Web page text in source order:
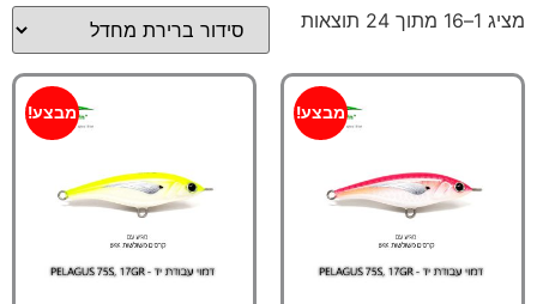
מציג 1–16 מתוך 24 תוצאות
מבצע! מבצע!